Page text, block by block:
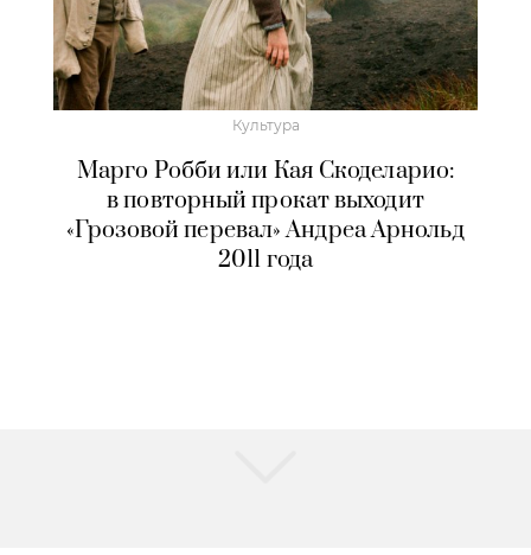
Культура
Марго Робби или Кая Скоделарио:
в повторный прокат выходит
«Грозовой перевал» Андреа Арнольд
2011 года